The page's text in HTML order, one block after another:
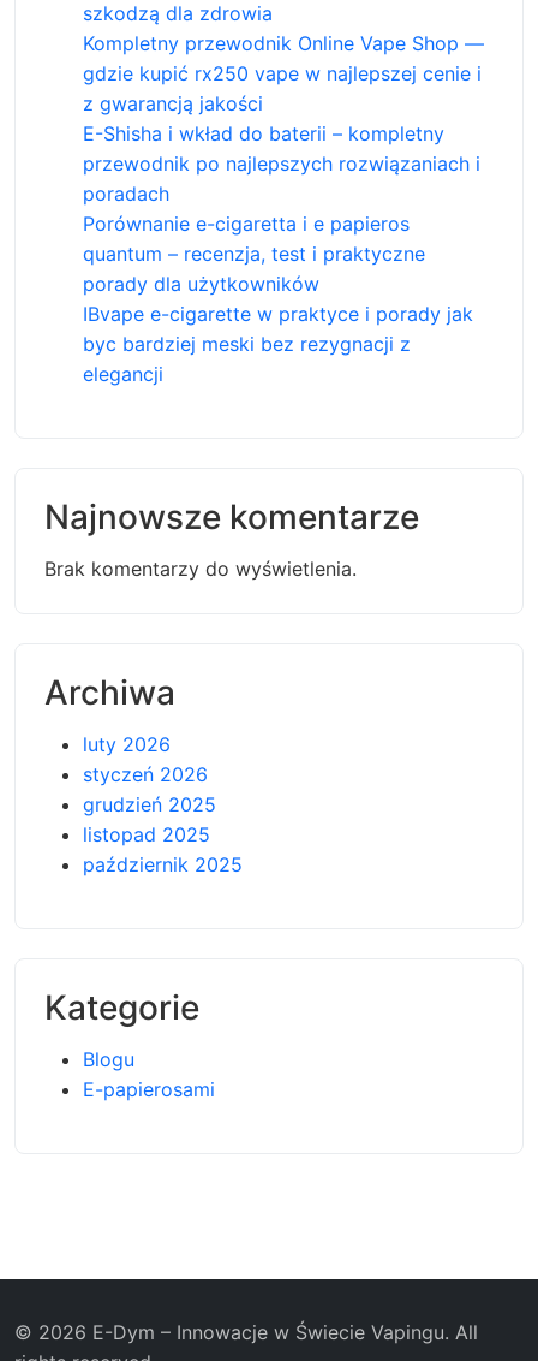
szkodzą dla zdrowia
Kompletny przewodnik Online Vape Shop —
gdzie kupić rx250 vape w najlepszej cenie i
z gwarancją jakości
E-Shisha i wkład do baterii – kompletny
przewodnik po najlepszych rozwiązaniach i
poradach
Porównanie e-cigaretta i e papieros
quantum – recenzja, test i praktyczne
porady dla użytkowników
IBvape e-cigarette w praktyce i porady jak
byc bardziej meski bez rezygnacji z
elegancji
Najnowsze komentarze
Brak komentarzy do wyświetlenia.
Archiwa
luty 2026
styczeń 2026
grudzień 2025
listopad 2025
październik 2025
Kategorie
Blogu
E-papierosami
© 2026 E-Dym – Innowacje w Świecie Vapingu. All